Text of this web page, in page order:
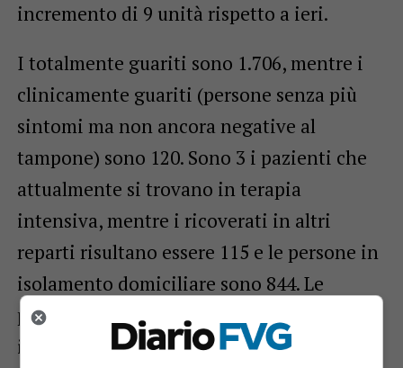
incremento di 9 unità rispetto a ieri.
I totalmente guariti sono 1.706, mentre i
clinicamente guariti (persone senza più
sintomi ma non ancora negative al
tampone) sono 120. Sono 3 i pazienti che
attualmente si trovano in terapia
intensiva, mentre i ricoverati in altri
reparti risultano essere 115 e le persone in
isolamento domiciliare sono 844. Le
persone attualmente positive al Covid-19
in Friuli Venezia Giulia scendono quindi a